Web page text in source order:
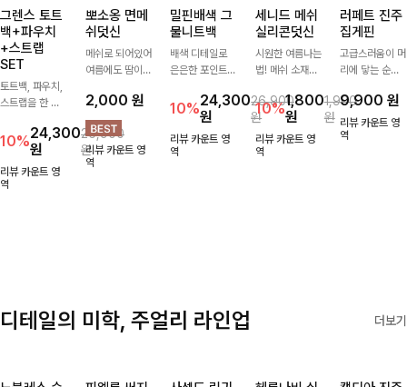
그렌스 토트
백+파우치
+스트랩
SET
토트백, 파우치,
스트랩을 한 번
ITEM활용도 높
게 어디에든 다
양하게 즐겨주세
요 ;)
10%24,300
원
26,900
원
리뷰 카운트 영
역
뽀소옹 면메
쉬덧신
메쉬로 되어있어
여름에도 땀이
음도 당당해지세
요:-)
2,000 원
리뷰 카운트 영
역
밀핀배색 그
물니트백
배색 디테일로
은은한 포인트를
백 🤍 가볍고 내
추럴한 무드로
썸머 시즌 데일
리하게 들기 좋
10%24,300
원
26,900
원
리뷰 카운트 영
역
세니드 메쉬
실리콘덧신
시원한 여름나는
법! 메쉬 소재배
착용감을 선사하
는 덧신이에요:)
10%1,800
원
1,900
원
리뷰 카운트 영
역
러페트 진주
집게핀
고급스러움이 머
리에 닿는 순간,
지는 그 날의 분
위기를 느껴보세
요:)
9,900원
리뷰 카운트 영
역
디테일의 미학, 주얼리 라인업 더보기